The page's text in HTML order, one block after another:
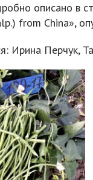
описано в
from China»,
Ирина Перчук,